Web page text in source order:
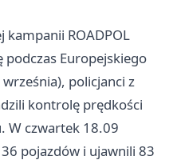
ROADPOL
podczas Europejskiego
policjanci z
kontrolę prędkości
W czwartek 18.09
pojazdów i ujawnili 83